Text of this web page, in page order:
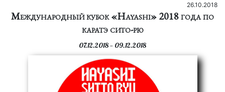
26.10.2018
Международный кубок «Hayashi» 2018 года по
каратэ cито-рю
07.12.2018 — 09.12.2018